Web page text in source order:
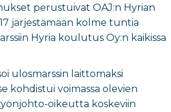
perustuivat OAJ:n Hyrian
järjestämään kolme tuntia
Hyria koulutus Oy:n kaikissa
ulosmarssin laittomaksi
kohdistui voimassa olevien
oikeutta koskeviin